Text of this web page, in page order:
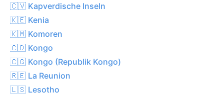
🇨🇻 Kapverdische Inseln
🇰🇪 Kenia
🇰🇲 Komoren
🇨🇩 Kongo
🇨🇬 Kongo (Republik Kongo)
🇷🇪 La Reunion
🇱🇸 Lesotho